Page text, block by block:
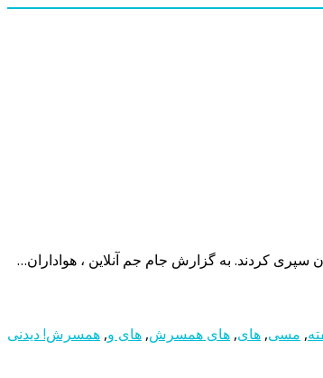
کردند. به گزارش جام جم آنلاین ، هواداران…
, مسی, های, های همسرش, های و, همسرش! دیدنی